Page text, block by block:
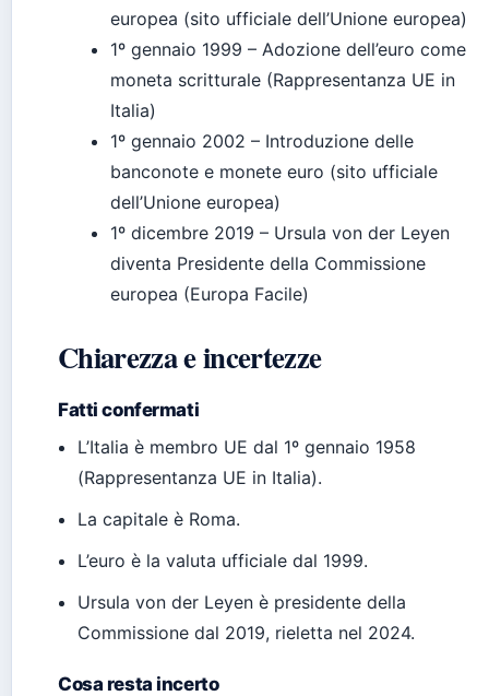
europea (sito ufficiale dell’Unione europea)
1º gennaio 1999 – Adozione dell’euro come
moneta scritturale (Rappresentanza UE in
Italia)
1º gennaio 2002 – Introduzione delle
banconote e monete euro (sito ufficiale
dell’Unione europea)
1º dicembre 2019 – Ursula von der Leyen
diventa Presidente della Commissione
europea (Europa Facile)
Chiarezza e incertezze
Fatti confermati
L’Italia è membro UE dal 1º gennaio 1958
(Rappresentanza UE in Italia).
La capitale è Roma.
L’euro è la valuta ufficiale dal 1999.
Ursula von der Leyen è presidente della
Commissione dal 2019, rieletta nel 2024.
Cosa resta incerto